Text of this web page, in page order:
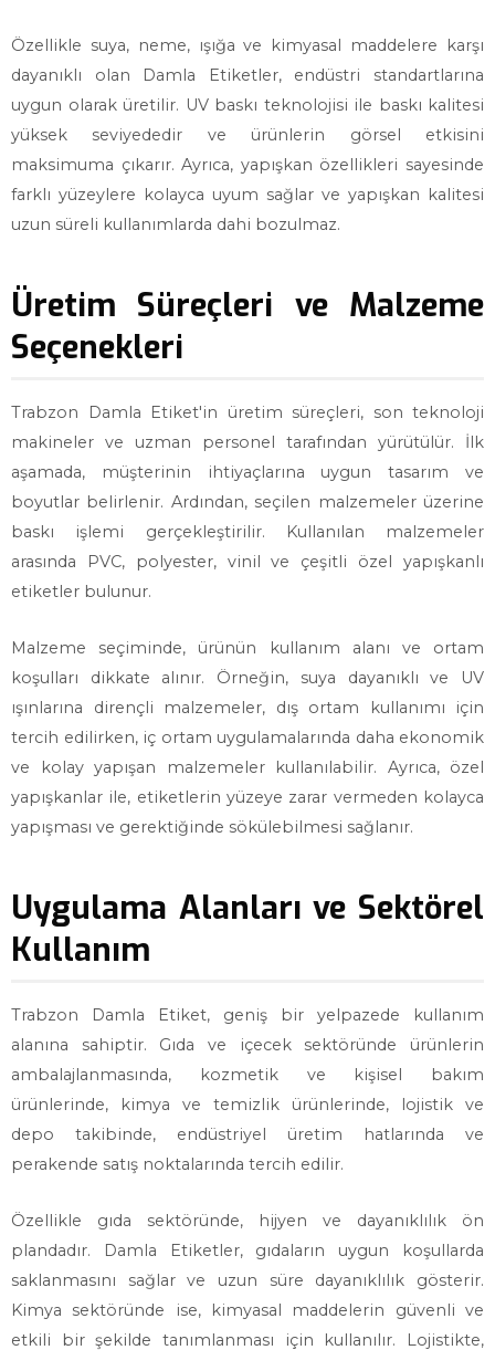
Özellikle suya, neme, ışığa ve kimyasal maddelere karşı
dayanıklı olan Damla Etiketler, endüstri standartlarına
uygun olarak üretilir. UV baskı teknolojisi ile baskı kalitesi
yüksek seviyededir ve ürünlerin görsel etkisini
maksimuma çıkarır. Ayrıca, yapışkan özellikleri sayesinde
farklı yüzeylere kolayca uyum sağlar ve yapışkan kalitesi
uzun süreli kullanımlarda dahi bozulmaz.
Üretim Süreçleri ve Malzeme
Seçenekleri
Trabzon Damla Etiket'in üretim süreçleri, son teknoloji
makineler ve uzman personel tarafından yürütülür. İlk
aşamada, müşterinin ihtiyaçlarına uygun tasarım ve
boyutlar belirlenir. Ardından, seçilen malzemeler üzerine
baskı işlemi gerçekleştirilir. Kullanılan malzemeler
arasında PVC, polyester, vinil ve çeşitli özel yapışkanlı
etiketler bulunur.
Malzeme seçiminde, ürünün kullanım alanı ve ortam
koşulları dikkate alınır. Örneğin, suya dayanıklı ve UV
ışınlarına dirençli malzemeler, dış ortam kullanımı için
tercih edilirken, iç ortam uygulamalarında daha ekonomik
ve kolay yapışan malzemeler kullanılabilir. Ayrıca, özel
yapışkanlar ile, etiketlerin yüzeye zarar vermeden kolayca
yapışması ve gerektiğinde sökülebilmesi sağlanır.
Uygulama Alanları ve Sektörel
Kullanım
Trabzon Damla Etiket, geniş bir yelpazede kullanım
alanına sahiptir. Gıda ve içecek sektöründe ürünlerin
ambalajlanmasında, kozmetik ve kişisel bakım
ürünlerinde, kimya ve temizlik ürünlerinde, lojistik ve
depo takibinde, endüstriyel üretim hatlarında ve
perakende satış noktalarında tercih edilir.
Özellikle gıda sektöründe, hijyen ve dayanıklılık ön
plandadır. Damla Etiketler, gıdaların uygun koşullarda
saklanmasını sağlar ve uzun süre dayanıklılık gösterir.
Kimya sektöründe ise, kimyasal maddelerin güvenli ve
etkili bir şekilde tanımlanması için kullanılır. Lojistikte,